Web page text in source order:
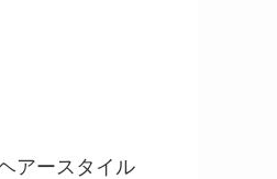
アースタイル